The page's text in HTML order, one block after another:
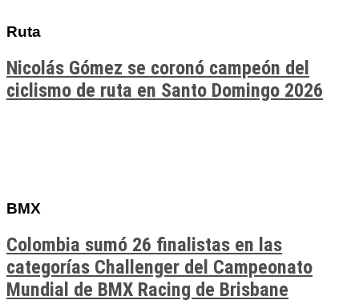
Ruta
Nicolás Gómez se coronó campeón del
ciclismo de ruta en Santo Domingo 2026
BMX
Colombia sumó 26 finalistas en las
categorías Challenger del Campeonato
Mundial de BMX Racing de Brisbane